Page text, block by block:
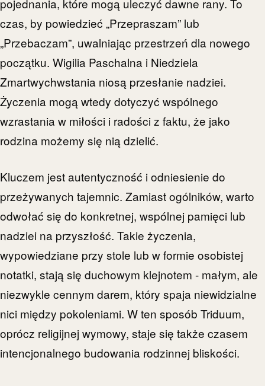
czas, by powiedzieć „Przepraszam” lub
„Przebaczam”, uwalniając przestrzeń dla nowego
początku. Wigilia Paschalna i Niedziela
Zmartwychwstania niosą przesłanie nadziei.
Życzenia mogą wtedy dotyczyć wspólnego
wzrastania w miłości i radości z faktu, że jako
rodzina możemy się nią dzielić.
Kluczem jest autentyczność i odniesienie do
przeżywanych tajemnic. Zamiast ogólników, warto
odwołać się do konkretnej, wspólnej pamięci lub
nadziei na przyszłość. Takie życzenia,
wypowiedziane przy stole lub w formie osobistej
notatki, stają się duchowym klejnotem - małym, ale
niezwykle cennym darem, który spaja niewidzialne
nici między pokoleniami. W ten sposób Triduum,
oprócz religijnej wymowy, staje się także czasem
intencjonalnego budowania rodzinnej bliskości.